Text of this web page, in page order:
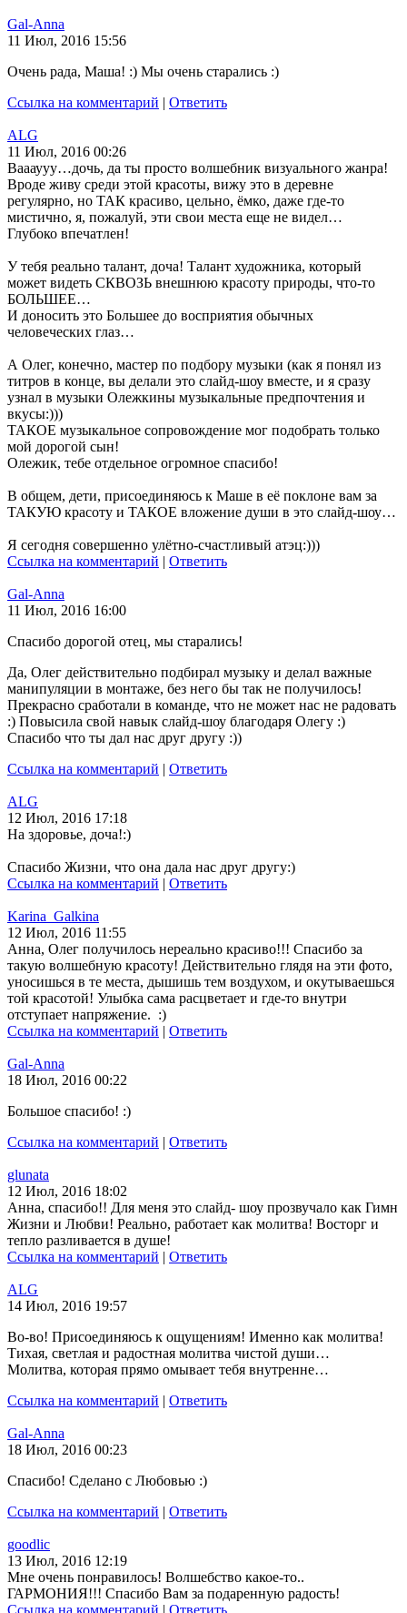
Gal-Anna
11 Июл, 2016 15:56
Очень рада, Маша! :) Мы очень старались :)
Ссылка на комментарий | Ответить
ALG
11 Июл, 2016 00:26
Ваааууу…дочь, да ты просто волшебник визуального жанра!
Вроде живу среди этой красоты, вижу это в деревне
регулярно, но ТАК красиво, цельно, ёмко, даже где-то
мистично, я, пожалуй, эти свои места еще не видел…
Глубоко впечатлен!
У тебя реально талант, доча! Талант художника, который
может видеть СКВОЗЬ внешнюю красоту природы, что-то
БОЛЬШЕЕ…
И доносить это Большее до восприятия обычных
человеческих глаз…
А Олег, конечно, мастер по подбору музыки (как я понял из
титров в конце, вы делали это слайд-шоу вместе, и я сразу
узнал в музыки Олежкины музыкальные предпочтения и
вкусы:)))
ТАКОЕ музыкальное сопровождение мог подобрать только
мой дорогой сын!
Олежик, тебе отдельное огромное спасибо!
В общем, дети, присоединяюсь к Маше в её поклоне вам за
ТАКУЮ красоту и ТАКОЕ вложение души в это слайд-шоу…
Я сегодня совершенно улётно-счастливый атэц:)))
Ссылка на комментарий | Ответить
Gal-Anna
11 Июл, 2016 16:00
Спасибо дорогой отец, мы старались!
Да, Олег действительно подбирал музыку и делал важные
манипуляции в монтаже, без него бы так не получилось!
Прекрасно сработали в команде, что не может нас не радовать
:) Повысила свой навык слайд-шоу благодаря Олегу :)
Спасибо что ты дал нас друг другу :))
Ссылка на комментарий | Ответить
ALG
12 Июл, 2016 17:18
На здоровье, доча!:)
Спасибо Жизни, что она дала нас друг другу:)
Ссылка на комментарий | Ответить
Karina_Galkina
12 Июл, 2016 11:55
Анна, Олег получилось нереально красиво!!! Спасибо за
такую волшебную красоту! Действительно глядя на эти фото,
уносишься в те места, дышишь тем воздухом, и окутываешься
той красотой! Улыбка сама расцветает и где-то внутри
отступает напряжение. :)
Ссылка на комментарий | Ответить
Gal-Anna
18 Июл, 2016 00:22
Большое спасибо! :)
Ссылка на комментарий | Ответить
glunata
12 Июл, 2016 18:02
Анна, спасибо!! Для меня это слайд- шоу прозвучало как Гимн
Жизни и Любви! Реально, работает как молитва! Восторг и
тепло разливается в душе!
Ссылка на комментарий | Ответить
ALG
14 Июл, 2016 19:57
Во-во! Присоединяюсь к ощущениям! Именно как молитва!
Тихая, светлая и радостная молитва чистой души…
Молитва, которая прямо омывает тебя внутренне…
Ссылка на комментарий | Ответить
Gal-Anna
18 Июл, 2016 00:23
Спасибо! Сделано с Любовью :)
Ссылка на комментарий | Ответить
goodlic
13 Июл, 2016 12:19
Мне очень понравилось! Волшебство какое-то..
ГАРМОНИЯ!!! Спасибо Вам за подаренную радость!
Ссылка на комментарий | Ответить